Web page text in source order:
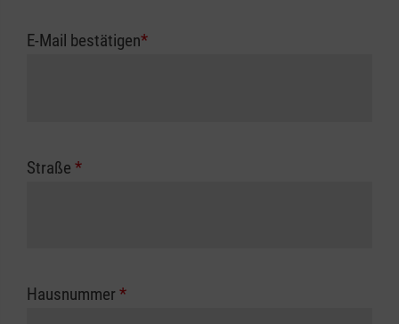
E-Mail bestätigen*
Straße *
Hausnummer *